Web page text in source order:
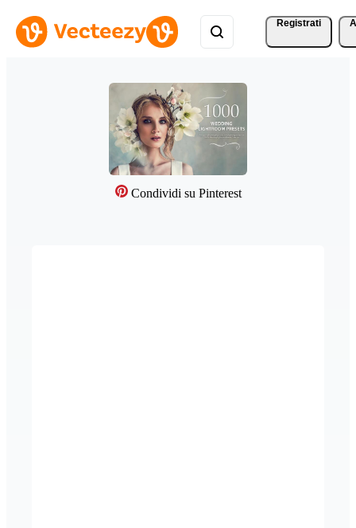
Registrati
Condividi su Pinterest